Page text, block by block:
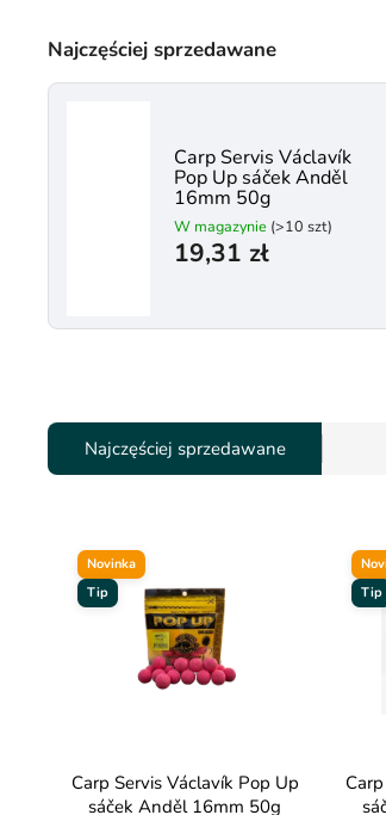
Najczęściej sprzedawane
Carp Servis Václavík
Pop Up sáček Anděl
16mm 50g
W magazynie (>10 szt)
19,31 zł
Najczęściej sprzedawane
Novinka
Tip
Carp Servis Václavík Pop Up
sáček Anděl 16mm 50g
Tip